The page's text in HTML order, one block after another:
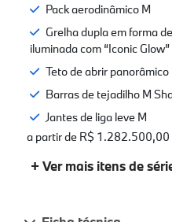
Pack aerodinâmico M
Grelha dupla em forma
iluminada com “Iconic Glow”
Teto de abrir panorâmico
Barras de tejadilho M
Jantes de liga leve M
a partir de R$ 1.282.500,00
+ Ver mais itens de